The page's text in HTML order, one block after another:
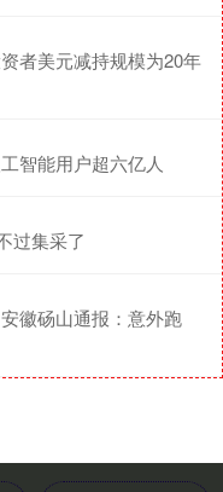
者美元减持规模为20年
智能用户超六亿人
过集采了
徽砀山通报：意外跑